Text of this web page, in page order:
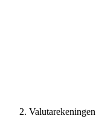
Valutarekeningen